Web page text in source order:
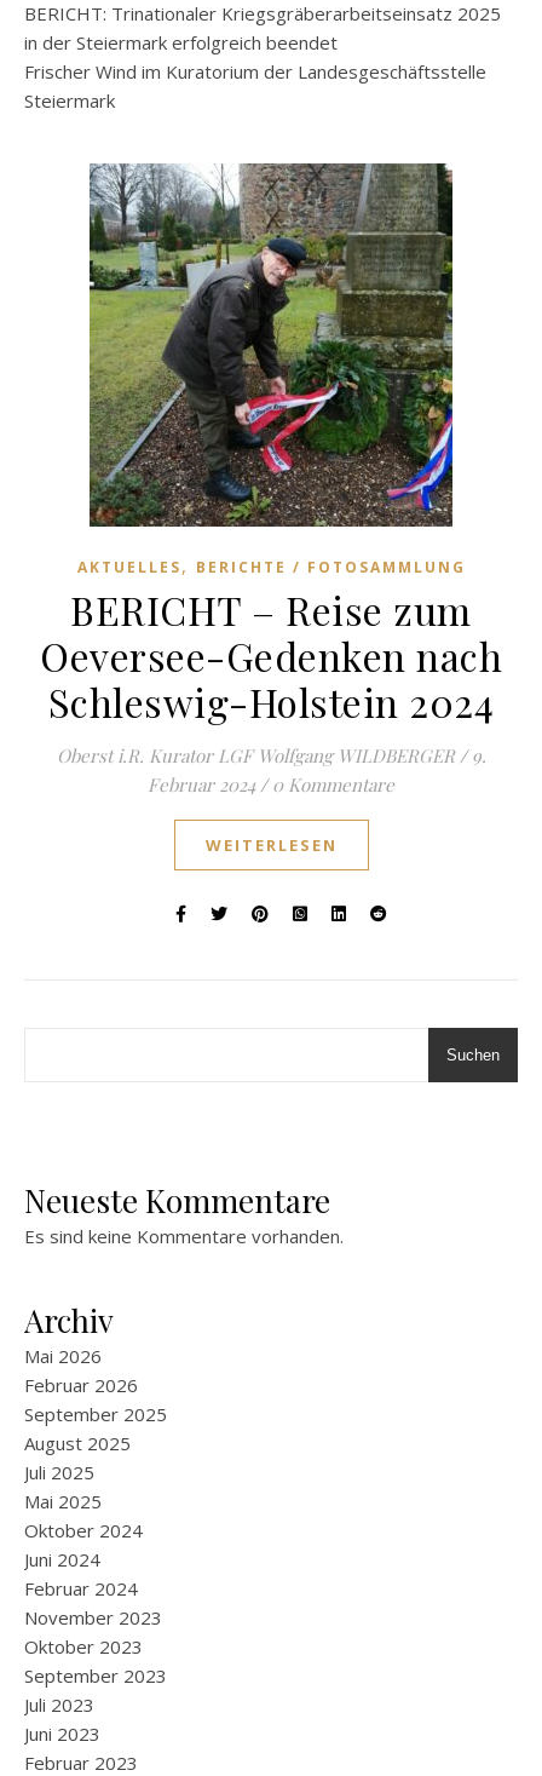
BERICHT: Trinationaler Kriegsgräberarbeitseinsatz 2025
in der Steiermark erfolgreich beendet
Frischer Wind im Kuratorium der Landesgeschäftsstelle
Steiermark
AKTUELLES, BERICHTE / FOTOSAMMLUNG
BERICHT – Reise zum
Oeversee-Gedenken nach
Schleswig-Holstein 2024
Oberst i.R. Kurator LGF Wolfgang WILDBERGER / 9.
Februar 2024 / 0 Kommentare
WEITERLESEN
Suchen
Neueste Kommentare
Es sind keine Kommentare vorhanden.
Archiv
Mai 2026
Februar 2026
September 2025
August 2025
Juli 2025
Mai 2025
Oktober 2024
Juni 2024
Februar 2024
November 2023
Oktober 2023
September 2023
Juli 2023
Juni 2023
Februar 2023